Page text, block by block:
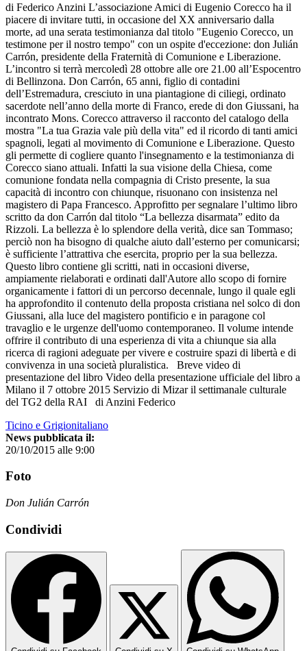
di Federico Anzini L’associazione Amici di Eugenio Corecco ha il
piacere di invitare tutti, in occasione del XX anniversario dalla
morte, ad una serata testimonianza dal titolo "Eugenio Corecco, un
testimone per il nostro tempo" con un ospite d'eccezione: don Julián
Carrón, presidente della Fraternità di Comunione e Liberazione.
L’incontro si terrà mercoledì 28 ottobre alle ore 21.00 all’Espocentro
di Bellinzona. Don Carrón, 65 anni, figlio di contadini
dell’Estremadura, cresciuto in una piantagione di ciliegi, ordinato
sacerdote nell’anno della morte di Franco, erede di don Giussani, ha
incontrato Mons. Corecco attraverso il racconto del catalogo della
mostra "La tua Grazia vale più della vita" ed il ricordo di tanti amici
spagnoli, legati al movimento di Comunione e Liberazione. Questo
gli permette di cogliere quanto l'insegnamento e la testimonianza di
Corecco siano attuali. Infatti la sua visione della Chiesa, come
comunione fondata nella compagnia di Cristo presente, la sua
capacità di incontro con chiunque, risuonano con insistenza nel
magistero di Papa Francesco. Approfitto per segnalare l’ultimo libro
scritto da don Carrón dal titolo “La bellezza disarmata” edito da
Rizzoli. La bellezza è lo splendore della verità, dice san Tommaso;
perciò non ha bisogno di qualche aiuto dall’esterno per comunicarsi;
è sufficiente l’attrattiva che esercita, proprio per la sua bellezza.
Questo libro contiene gli scritti, nati in occasioni diverse,
ampiamente rielaborati e ordinati dall'Autore allo scopo di fornire
organicamente i fattori di un percorso decennale, lungo il quale egli
ha approfondito il contenuto della proposta cristiana nel solco di don
Giussani, alla luce del magistero pontificio e in paragone col
travaglio e le urgenze dell'uomo contemporaneo. Il volume intende
offrire il contributo di una esperienza di vita a chiunque sia alla
ricerca di ragioni adeguate per vivere e costruire spazi di libertà e di
convivenza in una società pluralistica. Breve video di
presentazione del libro Video della presentazione ufficiale del libro a
Milano il 7 ottobre 2015 Servizio di Mizar il settimanale culturale
del TG2 della RAI di Anzini Federico
Ticino e Grigionitaliano
News pubblicata il:
20/10/2015 alle 9:00
Foto
Don Julián Carrón
Condividi